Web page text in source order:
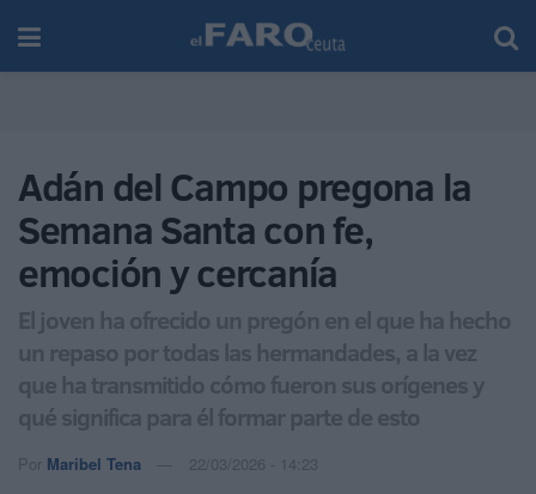
Adán del Campo pregona la
Semana Santa con fe,
emoción y cercanía
El joven ha ofrecido un pregón en el que ha hecho
un repaso por todas las hermandades, a la vez
que ha transmitido cómo fueron sus orígenes y
qué significa para él formar parte de esto
Por Maribel Tena 22/03/2026 - 14:23